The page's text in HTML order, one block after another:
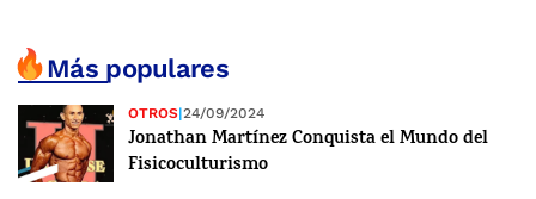
Más populares
OTROS|24/09/2024
Jonathan Martínez Conquista el Mundo del
Fisicoculturismo